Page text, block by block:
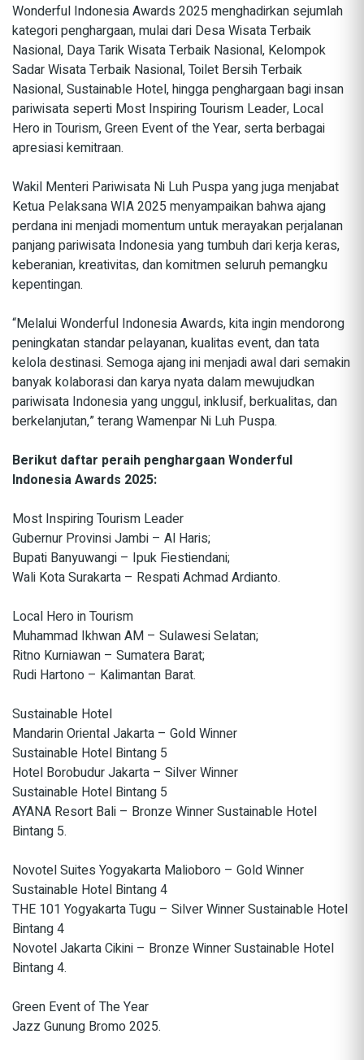
Wonderful Indonesia Awards 2025 menghadirkan sejumlah
kategori penghargaan, mulai dari Desa Wisata Terbaik
Nasional, Daya Tarik Wisata Terbaik Nasional, Kelompok
Sadar Wisata Terbaik Nasional, Toilet Bersih Terbaik
Nasional, Sustainable Hotel, hingga penghargaan bagi insan
pariwisata seperti Most Inspiring Tourism Leader, Local
Hero in Tourism, Green Event of the Year, serta berbagai
apresiasi kemitraan.
Wakil Menteri Pariwisata Ni Luh Puspa yang juga menjabat
Ketua Pelaksana WIA 2025 menyampaikan bahwa ajang
perdana ini menjadi momentum untuk merayakan perjalanan
panjang pariwisata Indonesia yang tumbuh dari kerja keras,
keberanian, kreativitas, dan komitmen seluruh pemangku
kepentingan.
“Melalui Wonderful Indonesia Awards, kita ingin mendorong
peningkatan standar pelayanan, kualitas event, dan tata
kelola destinasi. Semoga ajang ini menjadi awal dari semakin
banyak kolaborasi dan karya nyata dalam mewujudkan
pariwisata Indonesia yang unggul, inklusif, berkualitas, dan
berkelanjutan,” terang Wamenpar Ni Luh Puspa.
Berikut daftar peraih penghargaan Wonderful
Indonesia Awards 2025:
Most Inspiring Tourism Leader
Gubernur Provinsi Jambi – Al Haris;
Bupati Banyuwangi – Ipuk Fiestiendani;
Wali Kota Surakarta – Respati Achmad Ardianto.
Local Hero in Tourism
Muhammad Ikhwan AM – Sulawesi Selatan;
Ritno Kurniawan – Sumatera Barat;
Rudi Hartono – Kalimantan Barat.
Sustainable Hotel
Mandarin Oriental Jakarta – Gold Winner
Sustainable Hotel Bintang 5
Hotel Borobudur Jakarta – Silver Winner
Sustainable Hotel Bintang 5
AYANA Resort Bali – Bronze Winner Sustainable Hotel
Bintang 5.
Novotel Suites Yogyakarta Malioboro – Gold Winner
Sustainable Hotel Bintang 4
THE 101 Yogyakarta Tugu – Silver Winner Sustainable Hotel
Bintang 4
Novotel Jakarta Cikini – Bronze Winner Sustainable Hotel
Bintang 4.
Green Event of The Year
Jazz Gunung Bromo 2025.